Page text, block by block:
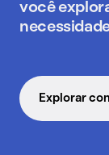
você
Explorar